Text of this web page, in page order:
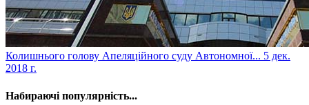
​Колишнього голову Апеляційного суду Автономної... 5 дек.
2018 г.
Набираючі популярність...